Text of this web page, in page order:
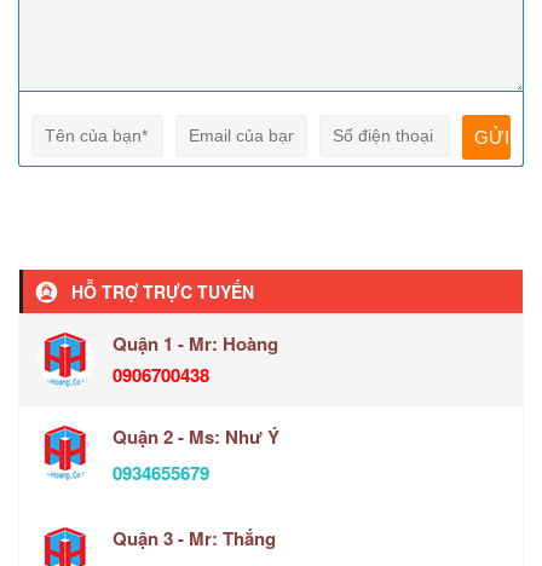
HỖ TRỢ TRỰC TUYẾN
Quận 1 - Mr: Hoàng
0906700438
Quận 2 - Ms: Như Ý
0934655679
Quận 3 - Mr: Thắng